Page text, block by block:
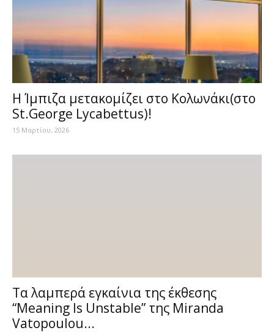
Η Ίμπιζα μετακομίζει στο Κολωνάκι(στο
St.George Lycabettus)!
15 Μαρτίου, 2026
Τα λαμπερά εγκαίνια της έκθεσης
“Meaning Is Unstable” της Miranda
Vatopoulou...